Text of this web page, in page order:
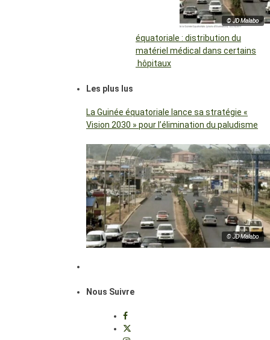
© JD Malabo
équatoriale : distribution du
matériel médical dans certains
hôpitaux
Les plus lus
La Guinée équatoriale lance sa stratégie «
Vision 2030 » pour l’élimination du paludisme
© JD Malabo
Nous Suivre